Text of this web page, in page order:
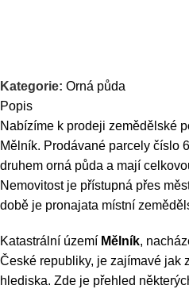
Kategorie: Orná půda
Popis
Nabízíme k prodeji zemědělské
Mělník. Prodávané parcely číslo
druhem orná půda a mají
Nemovitost je přístupná přes
době je pronajata místní
Katastrální území Mělník,
České republiky, je zajímavé jak
hlediska. Zde je přehled